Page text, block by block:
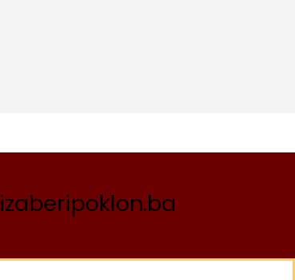
izaberipoklon.ba